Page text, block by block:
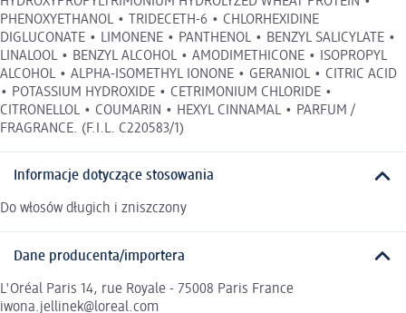
PHENOXYETHANOL • TRIDECETH-6 • CHLORHEXIDINE
DIGLUCONATE • LIMONENE • PANTHENOL • BENZYL SALICYLATE •
LINALOOL • BENZYL ALCOHOL • AMODIMETHICONE • ISOPROPYL
ALCOHOL • ALPHA-ISOMETHYL IONONE • GERANIOL • CITRIC ACID
• POTASSIUM HYDROXIDE • CETRIMONIUM CHLORIDE •
CITRONELLOL • COUMARIN • HEXYL CINNAMAL • PARFUM /
FRAGRANCE. (F.I.L. C220583/1)
Informacje dotyczące stosowania
Do włosów długich i zniszczony
Dane producenta/importera
L'Oréal Paris 14, rue Royale - 75008 Paris France
iwona.jellinek@loreal.com